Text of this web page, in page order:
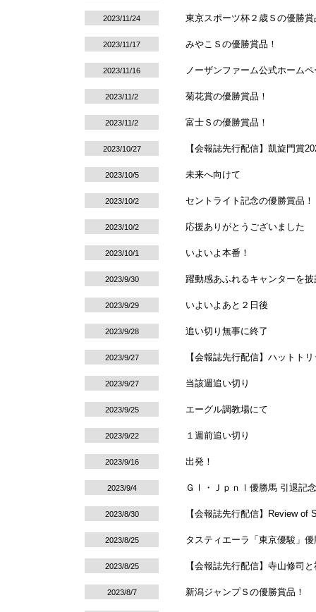
2023/11/24 東京スポーツ杯２歳Ｓの優勝賞
2023/11/17 みやこＳの優勝賞品！
2023/11/16 ノーザンファーム公式ホーム
2023/11/2 菊花賞の優勝賞品！
2023/11/2 富士Ｓの優勝賞品！
2023/10/27 【会報誌先行配信】凱旋門賞
2023/10/5 未来へ向けて
2023/10/2 セントライト記念の優勝賞品！
2023/10/2 応援ありがとうございました
2023/10/1 いよいよ本番！
2023/9/30 躍動感あふれるキャンターを披
2023/9/29 いよいよあと２日後
2023/9/28 追い切り無事に終了
2023/9/27 【会報誌先行配信】ハットト
2023/9/27 当該週追い切り
2023/9/25 エーグル調教場にて
2023/9/22 １週前追い切り
2023/9/16 出発！
2023/9/4 ＧⅠ・ＪｐｎⅠ優勝馬 引退記
2023/8/30 【会報誌先行配信】Review
2023/8/25 タスティエーラ「東京優駿」
2023/8/25 【会報誌先行配信】寺山修司
2023/8/7 新潟ジャンプＳの優勝賞品！